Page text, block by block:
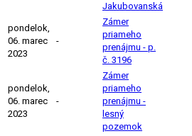
Jakubovanská
pondelok,
06. marec
2023
-
Zámer
priameho
prenájmu - p.
č. 3196
pondelok,
06. marec
2023
-
Zámer
priameho
prenájmu -
lesný
pozemok